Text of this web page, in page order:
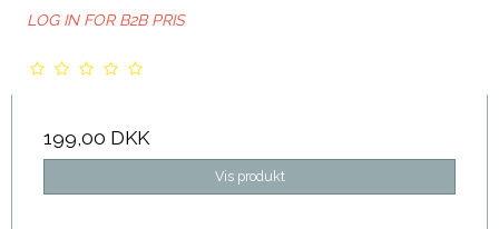
LOG IN FOR B2B PRIS
199,00 DKK
Vis produkt